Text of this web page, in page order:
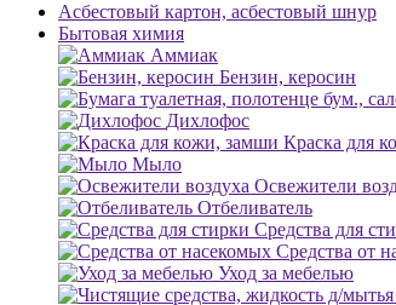
Асбестовый картон, асбестовый шнур
Бытовая химия
Аммиак
Бензин, керосин
Дихлофос
Краска для
Мыло
Освежители
Отбеливатель
Средства для
Средства от
Уход за мебелью